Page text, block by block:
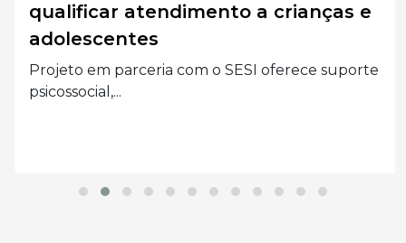
qualificar atendimento a crianças e
adolescentes
Projeto em parceria com o SESI oferece suporte
psicossocial,...